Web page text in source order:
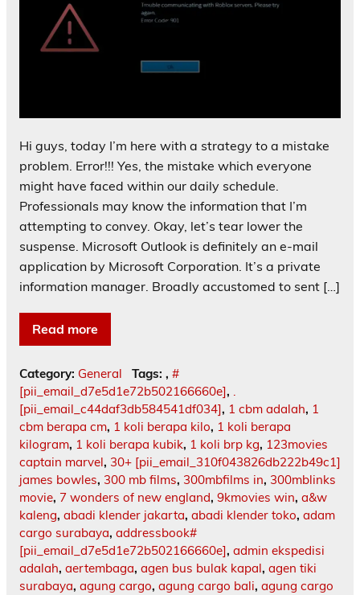
Hi guys, today I’m here with a strategy to a mistake
problem. Error!!! Yes, the mistake which everyone
might have faced within our daily schedule.
Professionals may know the information that I’m
attempting to convey. Okay, let’s tear lower the
suspense. Microsoft Outlook is definitely an e-mail
application by Microsoft Corporation. It’s a private
information manager. Broadly accustomed to sent […]
Read more
Category: General Tags: , #
[pii_email_d7e5d1e72b502166660e], .
[pii_email_c44daf3db584541df034], 1 cbm adalah, 1
cbm berapa cm, 1 koli berapa kilo, 1 koli berapa
kilogram, 1 koli berapa kubik, 1 koli brp kg, 123movies
captain marvel, 30+ [pii_email_310f043826db222b49c1]
james bowles, 300 mb films, 300mbfilms in, 300mblinks
movie, 7 wonders of new england, 9kmovies win, a&w
kaleng, abadi klender jakarta, abadi klender toko, adam
cargo surabaya, addressbook#
[pii_email_d7e5d1e72b502166660e], admin ekspedisi
adalah, aertembaga, agen bus bulak kapal, agen tiki
surabaya, agung cargo, agung cargo bali, agung cargo